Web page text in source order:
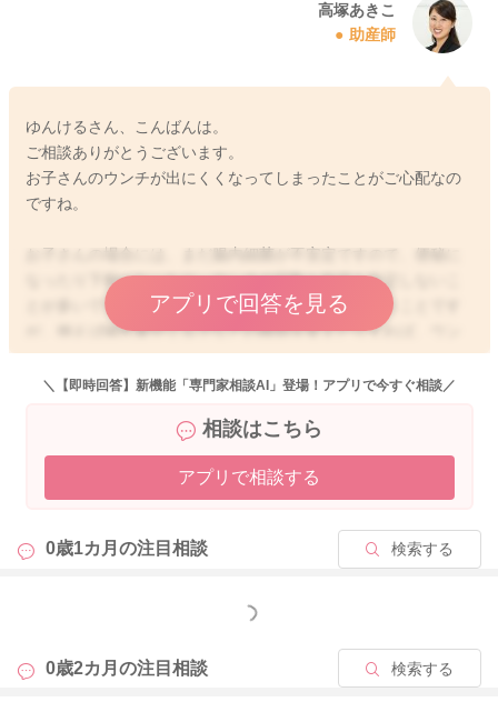
高塚あきこ
助産師
ゆんけるさん、こんばんは。
ご相談ありがとうございます。
お子さんのウンチが出にくくなってしまったことがご心配なの
ですね。
お子さんの場合には、まだ腸内細菌が不安定ですので、便秘に
なったり下痢になったり、ウンチの回数も性状も安定しないこ
とが多いですよ。おっぱいメインに変えられたということです
が、例えば哺乳量やミルクなどの種類を変えたりすれば、ウン
チの性状が変化することはよくありますよ。ですので、おっぱ
いメインになさったことで、一時的に腸内環境が変化したのか
ったウンチが硬い栓のようになってしまい、よりウンチが出に
くくなったりすることもあります。お子さんの場合には、腸内
細菌が変化すれば、すぐには改善されないこともありますが、
あまり気にならないのであれば、やってくださっているよう
に、綿棒浣腸やお腹のマッサージなどをなさっていただいて、
かなか出にくい場合には、一度小児科でご相談いただくと安心
アプリで回答を見る
＼【即時回答】新機能「専門家相談AI」登場！アプリで今すぐ相談／
相談はこちら
アプリで相談する
0歳1カ月の注目相談 検索する
もっと見る
0歳2カ月の注目相談 検索する